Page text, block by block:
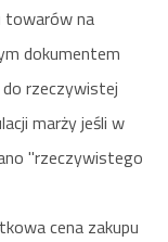
towarów na
dokumentem
rzeczywistej
marży jeśli w
"rzeczywistego
cena zakupu